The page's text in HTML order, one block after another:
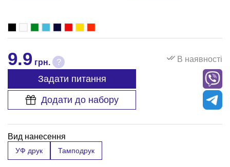
9.9 грн. ? В наявності
Задати питання
Додати до набору
Вид нанесення
УФ друк Тамподрук